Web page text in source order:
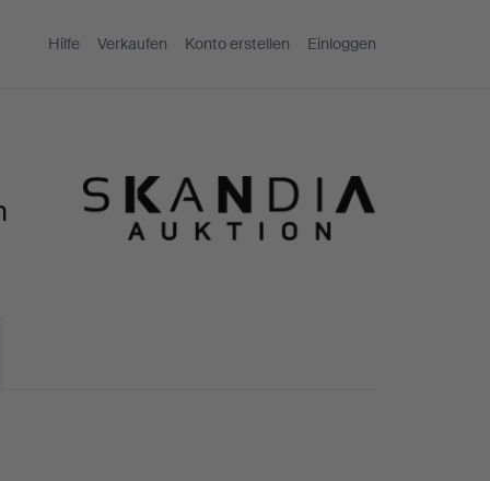
Hilfe Verkaufen Konto erstellen Einloggen